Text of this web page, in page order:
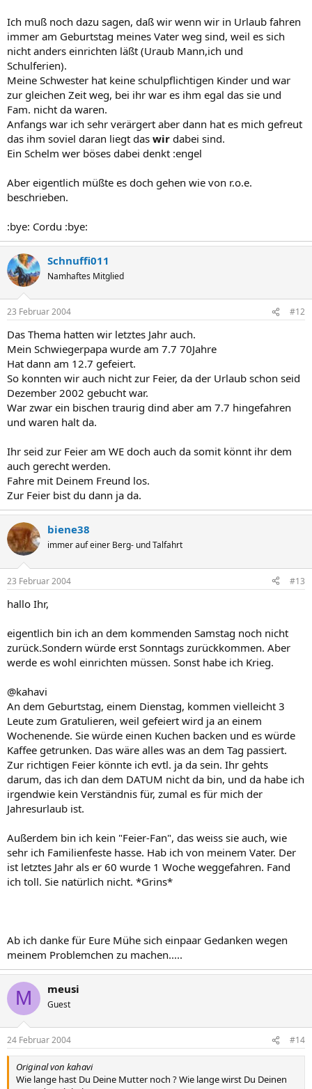
Ich muß noch dazu sagen, daß wir wenn wir in Urlaub fahren
immer am Geburtstag meines Vater weg sind, weil es sich
nicht anders einrichten läßt (Uraub Mann,ich und
Schulferien).
Meine Schwester hat keine schulpflichtigen Kinder und war
zur gleichen Zeit weg, bei ihr war es ihm egal das sie und
Fam. nicht da waren.
Anfangs war ich sehr verärgert aber dann hat es mich gefreut
das ihm soviel daran liegt das wir dabei sind.
Ein Schelm wer böses dabei denkt :engel
Aber eigentlich müßte es doch gehen wie von r.o.e.
beschrieben.
:bye: Cordu :bye:
Schnuffi011
Namhaftes Mitglied
23 Februar 2004 #12
Das Thema hatten wir letztes Jahr auch.
Mein Schwiegerpapa wurde am 7.7 70Jahre
Hat dann am 12.7 gefeiert.
So konnten wir auch nicht zur Feier, da der Urlaub schon seid
Dezember 2002 gebucht war.
War zwar ein bischen traurig dind aber am 7.7 hingefahren
und waren halt da.
Ihr seid zur Feier am WE doch auch da somit könnt ihr dem
auch gerecht werden.
Fahre mit Deinem Freund los.
Zur Feier bist du dann ja da.
biene38
immer auf einer Berg- und Talfahrt
23 Februar 2004 #13
hallo Ihr,
eigentlich bin ich an dem kommenden Samstag noch nicht
zurück.Sondern würde erst Sonntags zurückkommen. Aber
werde es wohl einrichten müssen. Sonst habe ich Krieg.
@kahavi
An dem Geburtstag, einem Dienstag, kommen vielleicht 3
Leute zum Gratulieren, weil gefeiert wird ja an einem
Wochenende. Sie würde einen Kuchen backen und es würde
Kaffee getrunken. Das wäre alles was an dem Tag passiert.
Zur richtigen Feier könnte ich evtl. ja da sein. Ihr gehts
darum, das ich dan dem DATUM nicht da bin, und da habe ich
irgendwie kein Verständnis für, zumal es für mich der
Jahresurlaub ist.
Außerdem bin ich kein "Feier-Fan", das weiss sie auch, wie
sehr ich Familienfeste hasse. Hab ich von meinem Vater. Der
ist letztes Jahr als er 60 wurde 1 Woche weggefahren. Fand
ich toll. Sie natürlich nicht. *Grins*
Ab ich danke für Eure Mühe sich einpaar Gedanken wegen
meinem Problemchen zu machen.....
M meusi
Guest
24 Februar 2004 #14
Original von kahavi
Wie lange hast Du Deine Mutter noch ? Wie lange wirst Du Deinen